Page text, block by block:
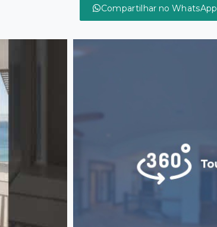
Compartilhar no WhatsApp